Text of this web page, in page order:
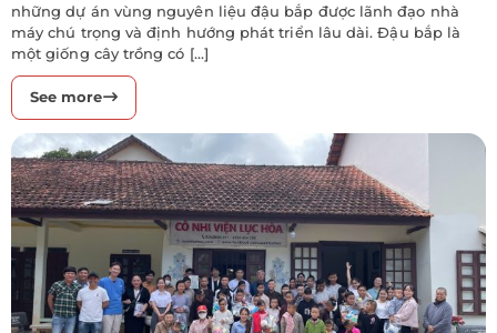
những dự án vùng nguyên liệu đậu bắp được lãnh đạo nhà
máy chú trọng và định hướng phát triển lâu dài. Đậu bắp là
một giống cây trồng có […]
See more